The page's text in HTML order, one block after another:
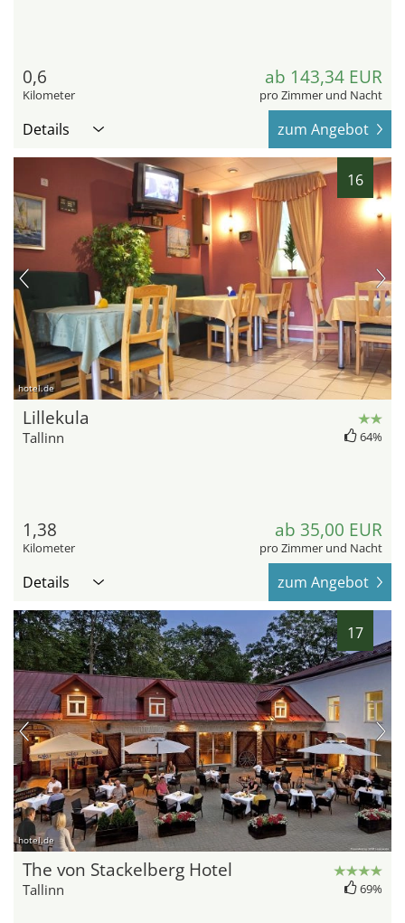
0,6
Kilometer
ab 143,34 EUR
pro Zimmer und Nacht
Details zum Angebot
16
hotel.de
Lillekula
Tallinn 64%
1,38
Kilometer
ab 35,00 EUR
pro Zimmer und Nacht
Details zum Angebot
17
hotel.de
The von Stackelberg Hotel
Tallinn 69%